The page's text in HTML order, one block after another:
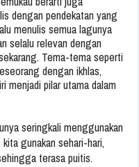
dengan pendekatan yang
menulis semua lagunya
selalu relevan dengan
Tema-tema seperti
dengan ikhlas,
menjadi pilar utama dalam
seringkali menggunakan
gunakan sehari-hari,
terasa puitis.